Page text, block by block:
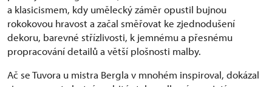
a klasicismem, kdy umělecký záměr opustil bujnou
rokokovou hravost a začal směřovat ke zjednodušení
dekoru, barevné střízlivosti, k jemnému a přesnému
propracování detailů a větší plošnosti malby.
Ač se Tuvora u mistra Bergla v mnohém inspiroval, dokázal